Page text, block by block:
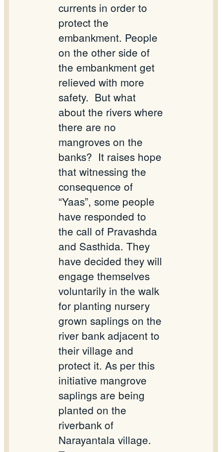
currents in order to
protect the
embankment. People
on the other side of
the embankment get
relieved with more
safety. But what
about the rivers where
there are no
mangroves on the
banks? It raises hope
that witnessing the
consequence of
“Yaas”, some people
have responded to
the call of Pravashda
and Sasthida. They
have decided they will
engage themselves
voluntarily in the walk
for planting nursery
grown saplings on the
river bank adjacent to
their village and
protect it. As per this
initiative mangrove
saplings are being
planted on the
riverbank of
Narayantala village.